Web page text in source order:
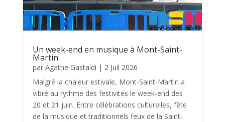
Un week-end en musique à Mont-Saint-
Martin
par Agathe Gastaldi | 2 Juil 2026
Malgré la chaleur estivale, Mont-Saint-Martin a
vibré au rythme des festivités le week-end des
20 et 21 juin. Entre célébrations culturelles, fête
de la musique et traditionnels feux de la Saint-